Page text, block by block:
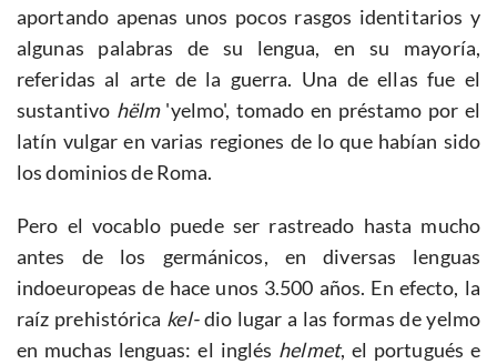
aportando apenas unos pocos rasgos identitarios y
algunas palabras de su lengua, en su mayoría,
referidas al arte de la guerra. Una de ellas fue el
sustantivo hëlm'yelmo', tomado en préstamo por el
latín vulgar en varias regiones de lo que habían sido
los dominios de Roma.
Pero el vocablo puede ser rastreado hasta mucho
antes de los germánicos, en diversas lenguas
indoeuropeas de hace unos 3.500 años. En efecto, la
raíz prehistórica kel-dio lugar a las formas de yelmo
en muchas lenguas: el inglés helmet, el portugués e